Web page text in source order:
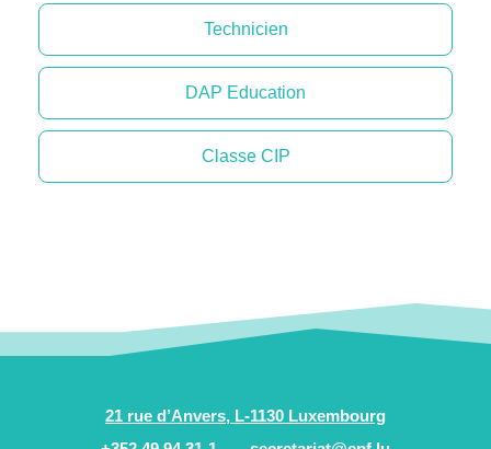
Technicien
DAP Education
Classe CIP
21 rue d’Anvers, L-1130 Luxembourg